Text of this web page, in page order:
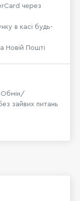
через
в касі будь-
Новій Пошті
Обмін/
зайвих питань